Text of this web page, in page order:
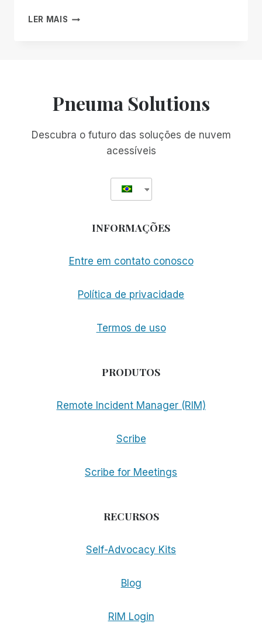
LER MAIS AVALIAÇÃO
(RIM)
Pneuma Solutions
Descubra o futuro das soluções de nuvem
acessíveis
INFORMAÇÕES
Entre em contato conosco
Política de privacidade
Termos de uso
PRODUTOS
Remote Incident Manager (RIM)
Scribe
Scribe for Meetings
RECURSOS
Self-Advocacy Kits
Blog
RIM Login